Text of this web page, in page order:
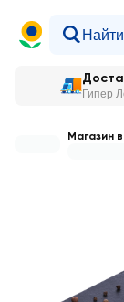
Гипер
Магазин в